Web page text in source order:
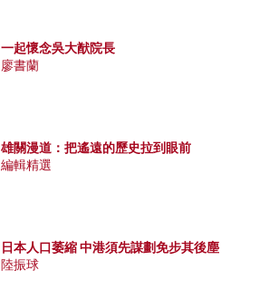
一起懷念吳大猷院長
廖書蘭
雄關漫道：把遙遠的歷史拉到眼前
編輯精選
日本人口萎縮 中港須先謀劃免步其後塵
陸振球